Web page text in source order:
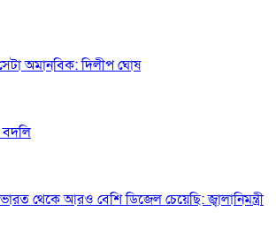
অমানবিক: দিলীপ ঘোষ
বদলি
থেকে আরও বেশি ডিজেল চেয়েছি: জ্বালানিমন্ত্রী